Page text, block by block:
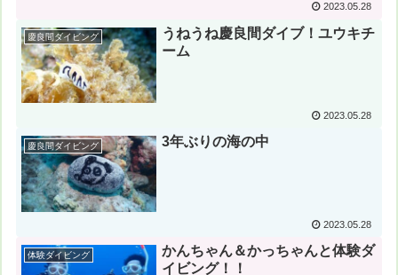
2023.05.28
慶良間ダイビング
うねうね慶良間ダイブ！ユウキチ
ーム
2023.05.28
慶良間ダイビング 3年ぶりの海の中
2023.05.28
体験ダイビング
かんちゃん＆かっちゃんと体験ダ
イビング！！